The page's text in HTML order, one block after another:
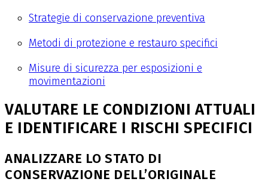
Strategie di conservazione preventiva
Metodi di protezione e restauro specifici
Misure di sicurezza per esposizioni e
movimentazioni
VALUTARE LE CONDIZIONI ATTUALI
E IDENTIFICARE I RISCHI SPECIFICI
ANALIZZARE LO STATO DI
CONSERVAZIONE DELL’ORIGINALE